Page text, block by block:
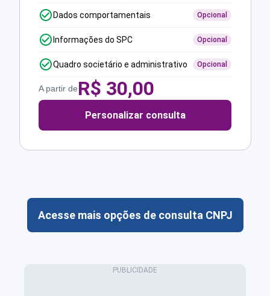
Dados comportamentais Opcional
Informações do SPC Opcional
Quadro societário e administrativo Opcional
A partir deR$ 30,00
Personalizar consulta
Acesse mais opções de consulta CNPJ